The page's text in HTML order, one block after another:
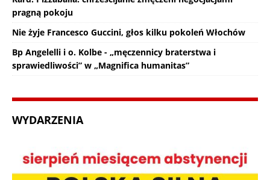
pragną pokoju
Nie żyje Francesco Guccini, głos kilku pokoleń Włochów
Bp Angelelli i o. Kolbe - „męczennicy braterstwa i
sprawiedliwości” w „Magnifica humanitas”
WYDARZENIA